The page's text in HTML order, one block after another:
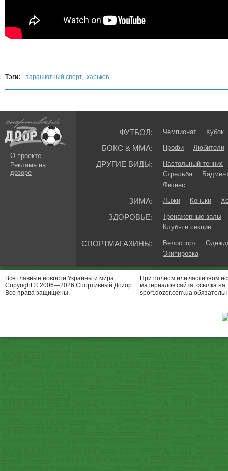
Тэги: парашютный спорт, харьков
О проекте
Реклама на
дозоре
ФУТБОЛ: Чемпионат Кубок
БОКС & ММА: Профи Любители
ДРУГИЕ ВИДЫ:
Настольный теннис
Стрельба
Фитнес
ЗИМА: Лыжи Коньки
ЗДОРОВЬЕ:
Тренажерные залы
Клубы и секции
СПОРТМАГАЗИНЫ: Велоспорт
Экипировка
Все главные новости Украины и мира.
Copyright © 2006—2026 Спортивный Доzор
Все права защищены.
При полном или частичном
материалов сайта, ссылка на
sport.dozor.com.ua